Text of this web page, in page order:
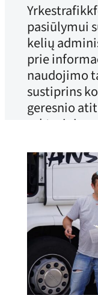
pasiūlymui
kelių
prie
naudojimo
sustiprins
geresnio
sektoriuje.